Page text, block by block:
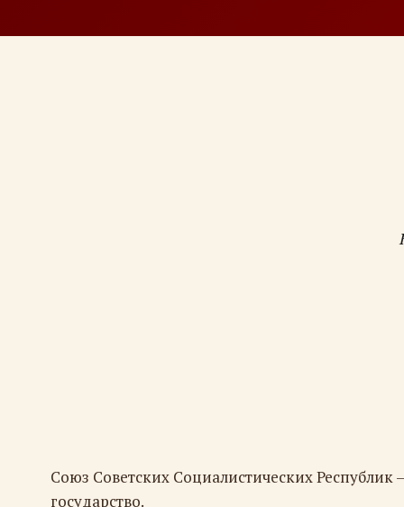
Союз Советских Социалистических Республик
государство.